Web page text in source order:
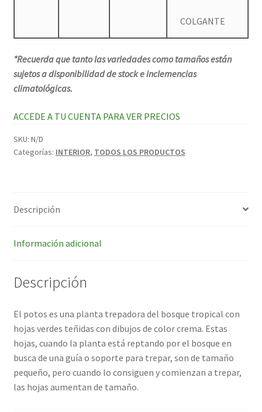
COLGANTE
*Recuerda que tanto las variedades como tamaños están
sujetos a disponibilidad de stock e inclemencias
climatológicas.
ACCEDE A TU CUENTA PARA VER PRECIOS
SKU: N/D
Categorías: INTERIOR, TODOS LOS PRODUCTOS
Descripción
Información adicional
Descripción
El potos es una planta trepadora del bosque tropical con
hojas verdes teñidas con dibujos de color crema. Estas
hojas, cuando la planta está reptando por el bosque en
busca de una guía o soporte para trepar, son de tamaño
pequeño, pero cuando lo consiguen y comienzan a trepar,
las hojas aumentan de tamaño.